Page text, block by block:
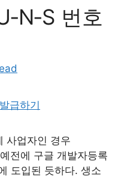
번호
사업자인 경우
전에 구글 개발자등록
도입된 듯하다. 생소